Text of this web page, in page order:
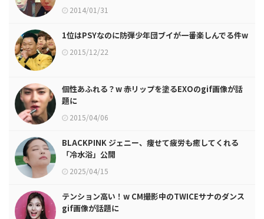
2014/01/31
1位はPSYなのに防弾少年団ブイが一番楽しんでる件w
2015/12/22
個性あふれる？w 赤リップを塗るEXOのgif画像が話
題に
2015/04/06
BLACKPINK ジェニー、痩せて疲労も癒してくれる
「冷水浴」公開
2025/04/15
テンション高い！w CM撮影中のTWICEサナのダンス
gif画像が話題に